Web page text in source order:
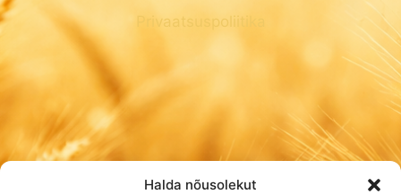
Halda nõusolekut
Privaatsuspoliitika